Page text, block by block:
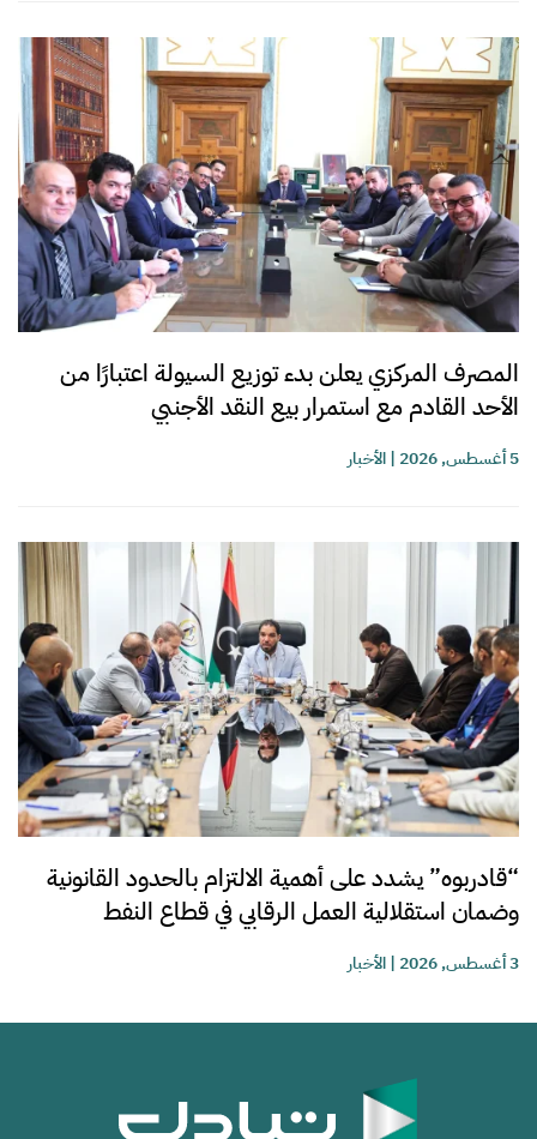
المصرف المركزي يعلن بدء توزيع السيولة اعتبارًا من
الأحد القادم مع استمرار بيع النقد الأجنبي
5 أغسطس, 2026 |الأخبار
“قادربوه” يشدد على أهمية الالتزام بالحدود القانونية
وضمان استقلالية العمل الرقابي في قطاع النفط
3 أغسطس, 2026 |الأخبار